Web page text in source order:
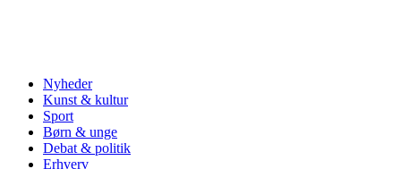
Nyheder
Kunst & kultur
Sport
Børn & unge
Debat & politik
Erhverv